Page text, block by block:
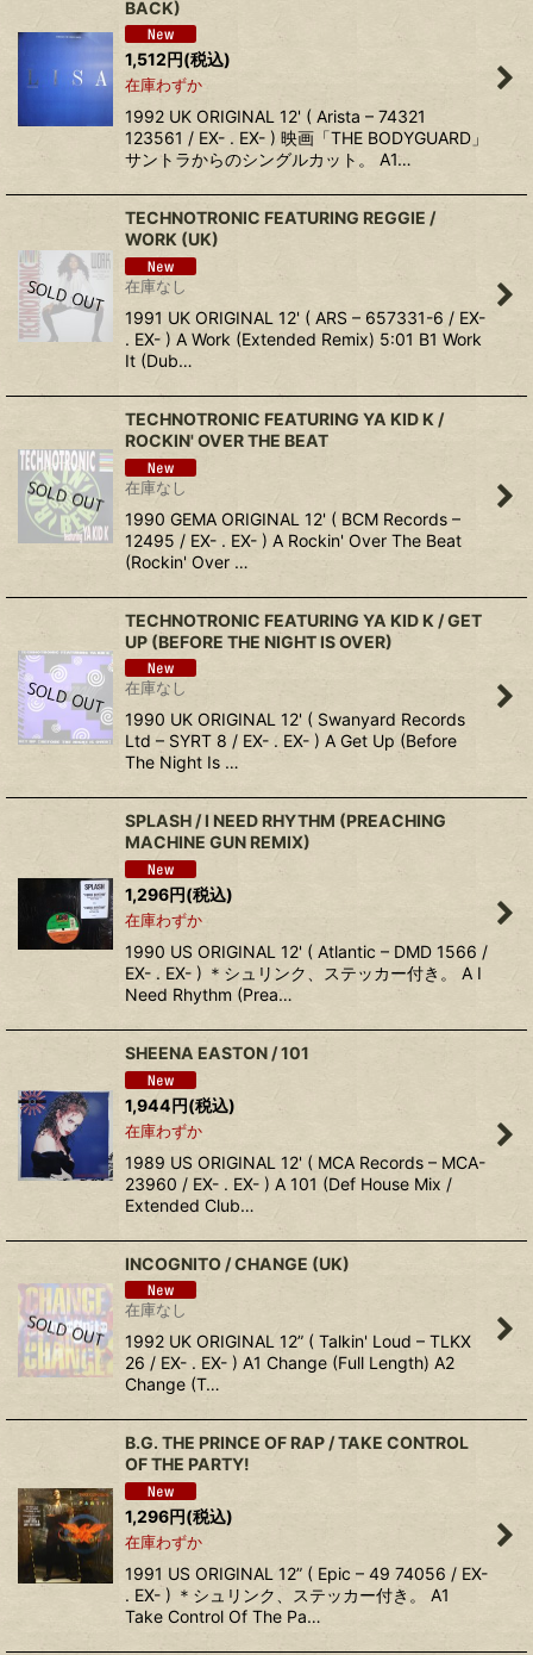
BACK)
1,512円(税込)
在庫わずか
1992 UK ORIGINAL 12' ( Arista – 74321
123561 / EX- . EX- ) 映画「THE BODYGUARD」
サントラからのシングルカット。 A1…
TECHNOTRONIC FEATURING REGGIE /
WORK (UK)
在庫なし
1991 UK ORIGINAL 12' ( ARS – 657331-6 / EX-
. EX- ) A Work (Extended Remix) 5:01 B1 Work
It (Dub…
TECHNOTRONIC FEATURING YA KID K /
ROCKIN' OVER THE BEAT
在庫なし
1990 GEMA ORIGINAL 12' ( BCM Records –
12495 / EX- . EX- ) A Rockin' Over The Beat
(Rockin' Over …
TECHNOTRONIC FEATURING YA KID K / GET
UP (BEFORE THE NIGHT IS OVER)
在庫なし
1990 UK ORIGINAL 12' ( Swanyard Records
Ltd – SYRT 8 / EX- . EX- ) A Get Up (Before
The Night Is …
SPLASH / I NEED RHYTHM (PREACHING
MACHINE GUN REMIX)
1,296円(税込)
在庫わずか
1990 US ORIGINAL 12' ( Atlantic – DMD 1566 /
EX- . EX- ) ＊シュリンク、ステッカー付き。 A I
Need Rhythm (Prea…
SHEENA EASTON / 101
1,944円(税込)
在庫わずか
1989 US ORIGINAL 12' ( MCA Records – MCA-
23960 / EX- . EX- ) A 101 (Def House Mix /
Extended Club…
INCOGNITO / CHANGE (UK)
在庫なし
1992 UK ORIGINAL 12” ( Talkin' Loud – TLKX
26 / EX- . EX- ) A1 Change (Full Length) A2
Change (T…
B.G. THE PRINCE OF RAP / TAKE CONTROL
OF THE PARTY!
1,296円(税込)
在庫わずか
1991 US ORIGINAL 12” ( Epic – 49 74056 / EX-
. EX- ) ＊シュリンク、ステッカー付き。 A1
Take Control Of The Pa…